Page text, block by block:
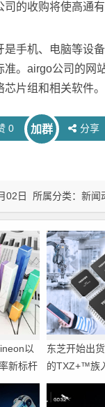
的收购将使高通有
是手机、电脑等设
准。airgo公司的网
片组和相关软件。
0 加群 分享
02日 所属分类：新闻
以
新标杆
东芝开始出
的TXZ+™族
载Arm
控制器）工程